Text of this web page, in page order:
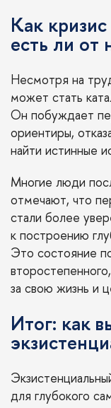
Как
есть ли от
Несмотря на
может стать
Он побуждает
ориентиры,
найти истинные
Многие люди
отмечают, что
стали более
к построению
Это состояние
за свою жизнь и
Итог: как
для глубокого